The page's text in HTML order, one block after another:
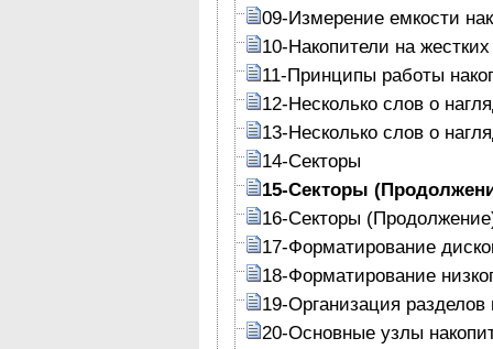
09-Измерение емкости
10-Накопители на
11-Принципы работы
12-Несколько слов о
13-Несколько слов о
14-Секторы
15-Секторы
16-Секторы
17-Форматирование
18-Форматирование
19-Организация разделов
20-Основные узлы